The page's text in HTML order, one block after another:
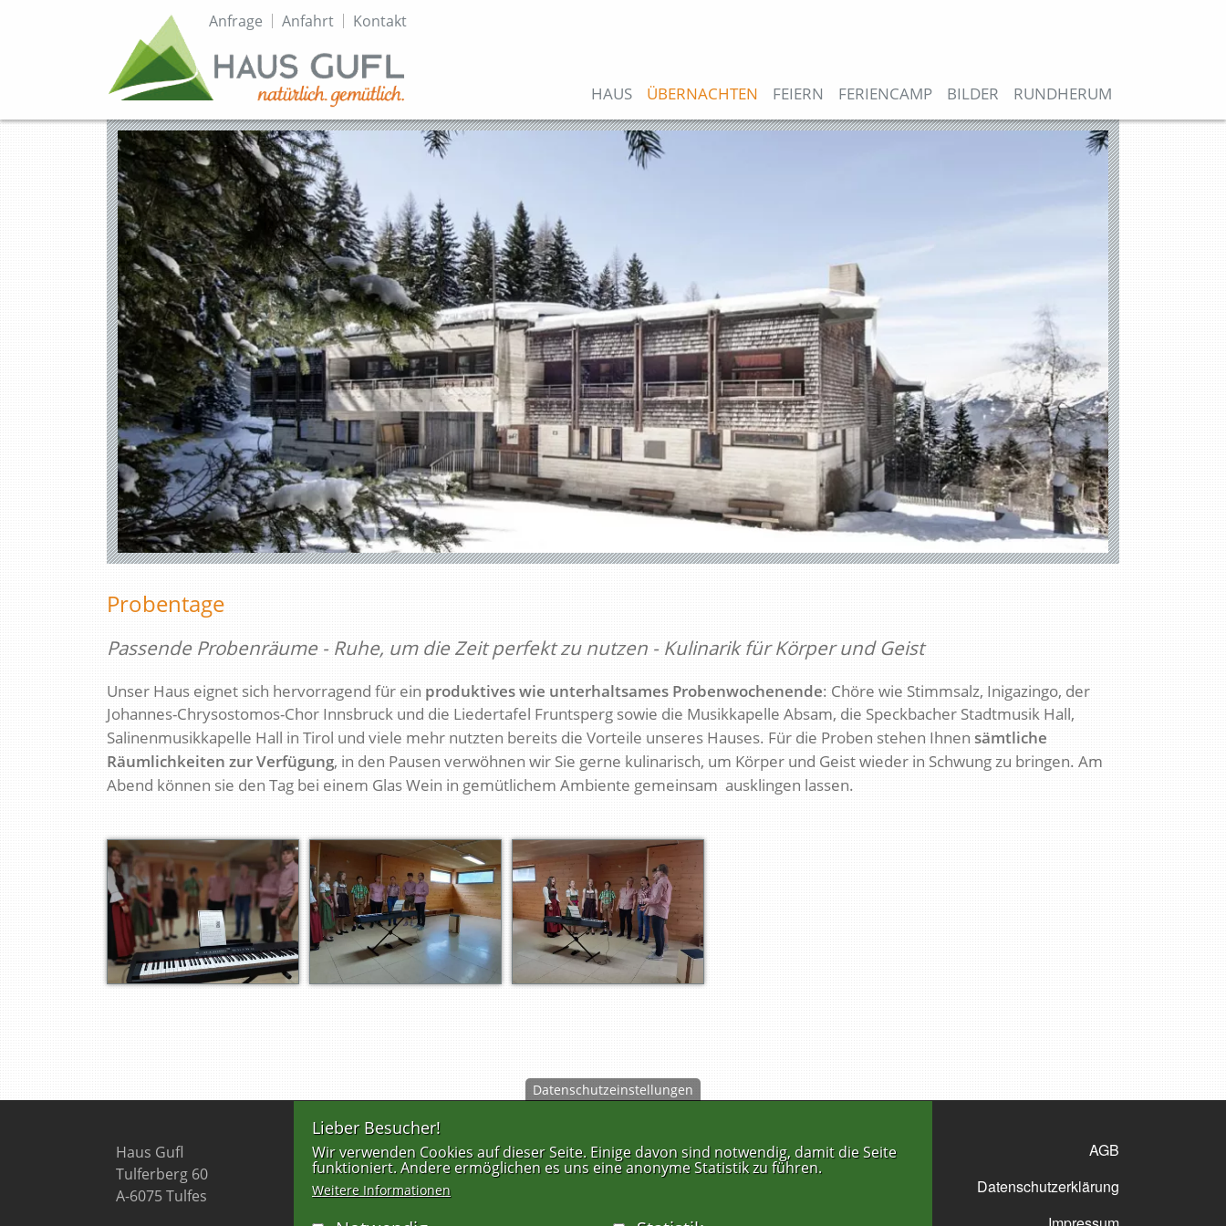
TopmenüAnfrage Anfahrt Kontakt
HauptnavigationHAUS ÜBERNACHTEN FEIERN FERIENCAMP BILDER RUNDHERUM
Probentage
Passende Probenräume - Ruhe, um die Zeit perfekt zu nutzen - Kulinarik für Körper und Geist
Unser Haus eignet sich hervorragend für ein produktives wie unterhaltsames Probenwochenende: Chöre wie Stimmsalz, Inigazingo, der
Johannes-Chrysostomos-Chor Innsbruck und die Liedertafel Fruntsperg sowie die Musikkapelle Absam, die Speckbacher Stadtmusik Hall,
Salinenmusikkapelle Hall in Tirol und viele mehr nutzten bereits die Vorteile unseres Hauses. Für die Proben stehen Ihnensämtliche
Räumlichkeiten zur Verfügung, in den Pausen verwöhnen wir Sie gerne kulinarisch, um Körper und Geist wieder in Schwung zu bringen. Am
Abend können sie den Tag bei einem Glas Wein in gemütlichem Ambiente gemeinsam ausklingen lassen.
Haus Gufl
Tulferberg 60
A-6075 Tulfes
FUSSZEILENMENÜ
AGB
Datenschutzerklärung
Datenschutzeinstellungen
Lieber Besucher!
Wir verwenden Cookies auf dieser Seite. Einige davon sind notwendig, damit die Seite
funktioniert. Andere ermöglichen es uns eine anonyme Statistik zu führen.
Weitere Informationen